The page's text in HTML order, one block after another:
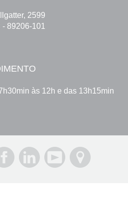
2599
89206-101
às 12h e das 13h15min